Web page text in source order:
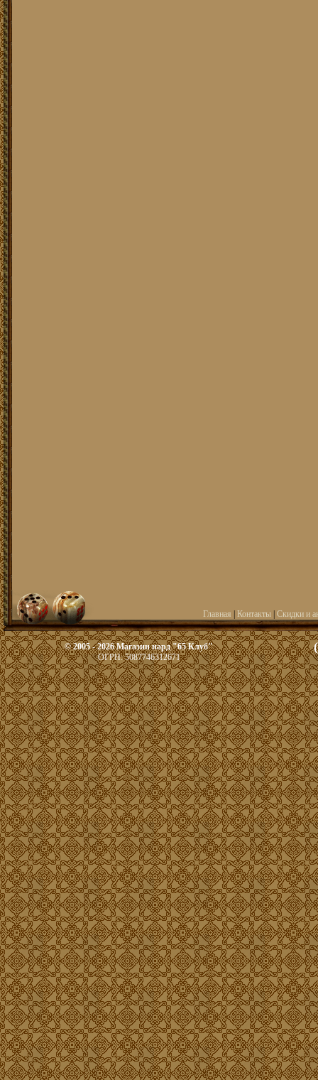
Главная Контакты Скидки и
© 2005 - 2026 Магазин нард "65 Клуб"
ОГРН: 5087746312671